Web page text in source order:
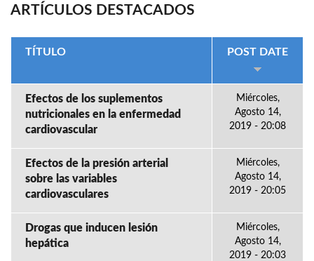
ARTÍCULOS DESTACADOS
TÍTULO POST DATE
Efectos de los suplementos
nutricionales en la enfermedad
cardiovascular
Miércoles,
Agosto 14,
2019 - 20:08
Efectos de la presión arterial
sobre las variables
cardiovasculares
Miércoles,
Agosto 14,
2019 - 20:05
Drogas que inducen lesión
hepática
Miércoles,
Agosto 14,
2019 - 20:03